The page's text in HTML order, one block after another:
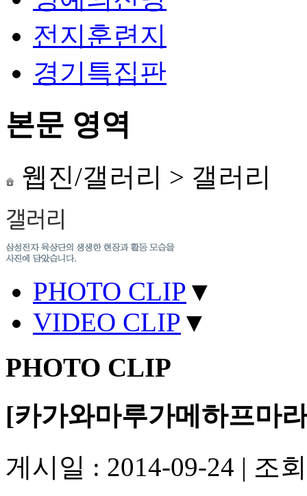
전지훈련지
경기특집판
본문 영역
웹진/갤러리 > 갤러리
PHOTO CLIP ▼
VIDEO CLIP ▼
PHOTO CLIP
[카가와마루가메하프마
게시일 : 2014-09-24 | 조